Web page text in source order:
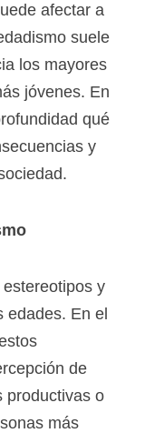
afectar a
suele
los mayores
jóvenes. En
qué
y
y
edades. En el
de
productivas o
más